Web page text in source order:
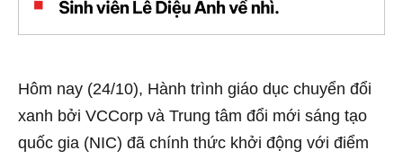
Hôm nay (24/10), Hành trình giáo dục chuyển đổi
xanh bởi VCCorp và Trung tâm đổi mới sáng tạo
quốc gia (NIC) đã chính thức khởi động với điểm